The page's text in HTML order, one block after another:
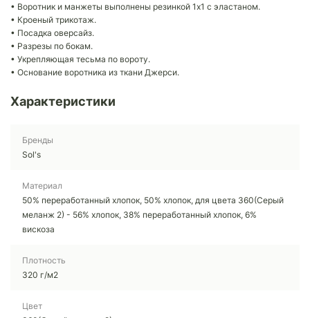
• Воротник и манжеты выполнены резинкой 1x1 с эластаном.
• Кроеный трикотаж.
• Посадка оверсайз.
• Разрезы по бокам.
• Укрепляющая тесьма по вороту.
• Основание воротника из ткани Джерси.
Характеристики
Бренды
Sol's
Материал
50% переработанный хлопок, 50% хлопок, для цвета 360(Серый
меланж 2) - 56% хлопок, 38% переработанный хлопок, 6%
вискоза
Плотность
320 г/м2
Цвет